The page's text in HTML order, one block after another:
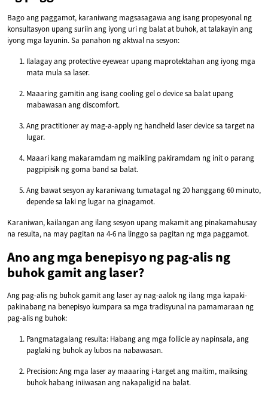
Bago ang paggamot, karaniwang magsasagawa ang isang propesyonal ng
konsultasyon upang suriin ang iyong uri ng balat at buhok, at talakayin ang
iyong mga layunin. Sa panahon ng aktwal na sesyon:
Ilalagay ang protective eyewear upang maprotektahan ang iyong mga
mata mula sa laser.
Maaaring gamitin ang isang cooling gel o device sa balat upang
mabawasan ang discomfort.
Ang practitioner ay mag-a-apply ng handheld laser device sa target na
lugar.
Maaari kang makaramdam ng maikling pakiramdam ng init o parang
pagpipisik ng goma band sa balat.
Ang bawat sesyon ay karaniwang tumatagal ng 20 hanggang 60 minuto,
depende sa laki ng lugar na ginagamot.
Karaniwan, kailangan ang ilang sesyon upang makamit ang pinakamahusay
na resulta, na may pagitan na 4-6 na linggo sa pagitan ng mga paggamot.
Ano ang mga benepisyo ng pag-alis ng
buhok gamit ang laser?
Ang pag-alis ng buhok gamit ang laser ay nag-aalok ng ilang mga kapaki-
pakinabang na benepisyo kumpara sa mga tradisyunal na pamamaraan ng
pag-alis ng buhok:
Pangmatagalang resulta: Habang ang mga follicle ay napinsala, ang
paglaki ng buhok ay lubos na nabawasan.
Precision: Ang mga laser ay maaaring i-target ang maitim, maiksing
buhok habang iniiwasan ang nakapaligid na balat.